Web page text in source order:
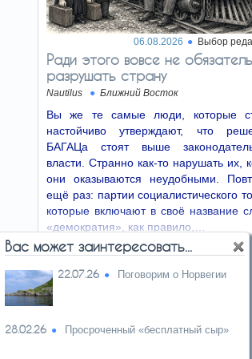
в 2023?
Кто же ещё виновен? На мой взгляд,
лидеры ультраортодоксов. Да, те
мудрецы, которые…
30.06.26
Израиль приносит пользу
экономике и безопасности США
После получения первого самолета в
году Израиль стал первой
пределами США, которая…
28.06.26
Франческа Альбанезе
посоветовала матери жертвы 7
«сменить лекарства»
Франческа Альбанезе уже не
оказывается объектом критики из-за
заявлений об Израиле…
26.06.26 Бои вокруг таможни
Конечно, покупать у малого
Израиле дорого. Но в этом виноват
малый бизнес, а… то…
ЕС ввел санкции против
06.08.2026 Выбор
Ради этого вовсе не
разрушать страну
Nautilus Ближний Восток
Вы же те самые люди, которые
настойчиво утверждают, что
БАГАЦа стоят выше
власти. Странно как-то нарушать их,
они оказываются неудобными.
ещё раз: партии социалистического
которые включают в своё название
«демократия», как правило,…
Вас может заинтересовать...
22.07.26 Поговорим о Норвегии
28.02.26 Просроченный «бесплатный сыр»
Главная
Газеты